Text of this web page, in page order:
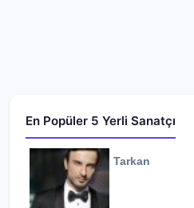
En Popüler 5 Yerli Sanatçı
Tarkan